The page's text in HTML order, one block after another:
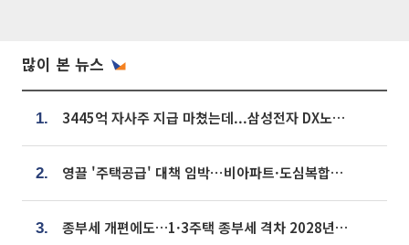
많이 본 뉴스
1. 3445억 자사주 지급 마쳤는데...삼성전자 DX노조, 뒤늦은 '떼쓰기 집회'
2. 영끌 '주택공급' 대책 임박⋯비아파트·도심복합까지 총동원
3. 종부세 개편에도…1·3주택 종부세 격차 2028년부터 확대